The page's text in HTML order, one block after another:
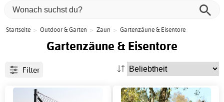
Startseite > Outdoor & Garten > Zaun > Gartenzäune & Eisentore
Gartenzäune & Eisentore
Filter